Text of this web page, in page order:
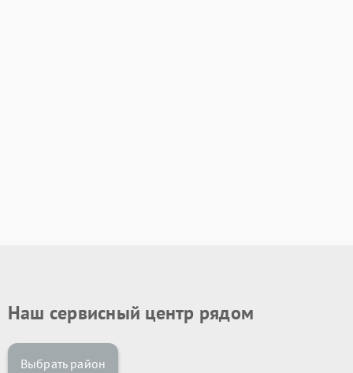
Наш сервисный центр рядом
Выбрать район